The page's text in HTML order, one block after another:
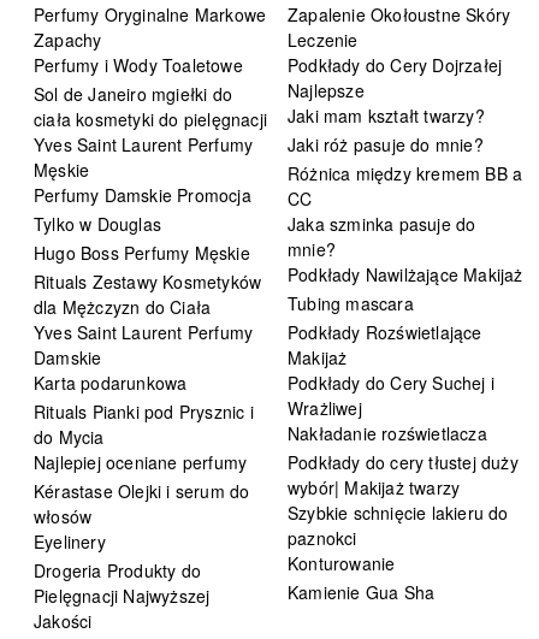
Perfumy Oryginalne Markowe
Zapachy
Perfumy i Wody Toaletowe
Sol de Janeiro mgiełki do
ciała kosmetyki do pielęgnacji
Yves Saint Laurent Perfumy
Męskie
Perfumy Damskie Promocja
Tylko w Douglas
Hugo Boss Perfumy Męskie
Rituals Zestawy Kosmetyków
dla Mężczyzn do Ciała
Yves Saint Laurent Perfumy
Damskie
Karta podarunkowa
Rituals Pianki pod Prysznic i
do Mycia
Najlepiej oceniane perfumy
Kérastase Olejki i serum do
włosów
Eyelinery
Drogeria Produkty do
Pielęgnacji Najwyższej
Jakości
Zapalenie Okołoustne Skóry
Leczenie
Podkłady do Cery Dojrzałej
Najlepsze
Jaki mam kształt twarzy?
Jaki róż pasuje do mnie?
Różnica między kremem BB a
CC
Jaka szminka pasuje do
mnie?
Podkłady Nawilżające Makijaż
Tubing mascara
Podkłady Rozświetlające
Makijaż
Podkłady do Cery Suchej i
Wrażliwej
Nakładanie rozświetlacza
Podkłady do cery tłustej duży
wybór| Makijaż twarzy
Szybkie schnięcie lakieru do
paznokci
Konturowanie
Kamienie Gua Sha